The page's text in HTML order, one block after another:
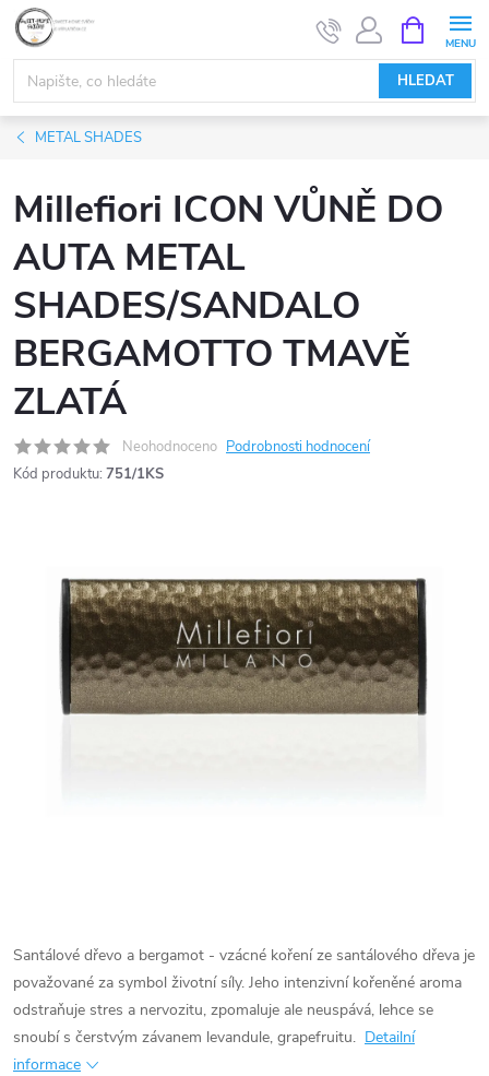
Přejít
obsah
HLEDAT
NÁKUPNÍ
KOŠÍK
METAL SHADES
Millefiori ICON VŮNĚ DO
AUTA METAL
SHADES/SANDALO
BERGAMOTTO TMAVĚ
ZLATÁ
Neohodnoceno Podrobnosti hodnocení
Kód produktu: 751/1KS
Santálové dřevo a bergamot - vzácné koření ze santálového dřeva je
považované za symbol životní síly. Jeho intenzivní kořeněné aroma
odstraňuje stres a nervozitu, zpomaluje ale neuspává, lehce se
snoubí s čerstvým závanem levandule, grapefruitu. Detailní
informace